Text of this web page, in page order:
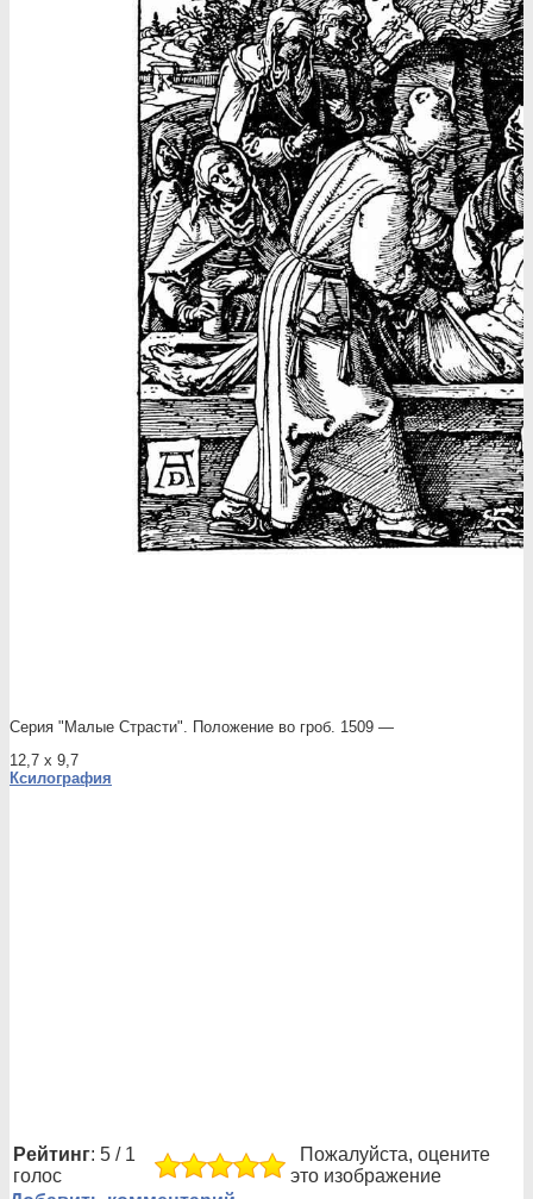
Серия "Малые Страсти". Положение во гроб. 1509 —
12,7 х 9,7
Ксилография
Рейтинг: 5 / 1
голос
Пожалуйста, оцените
это изображение